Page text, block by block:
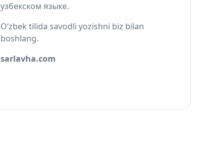
узбекском языке.
O‘zbek tilida savodli yozishni biz bilan
boshlang.
sarlavha.com